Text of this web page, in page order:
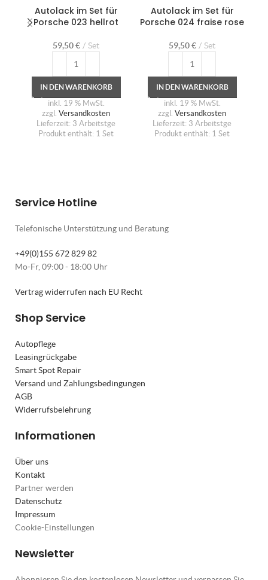
Autolack im Set für
Porsche 023 hellrot
59,50€ Set
IN DEN WARENKORB
inkl. 19 % MwSt.
zzgl. Versandkosten
Lieferzeit: 3 Arbeitstge
Produkt enthält: 1 Set
Autolack im Set für
Porsche 024 fraise rose
59,50€ Set
IN DEN WARENKORB
inkl. 19 % MwSt.
zzgl. Versandkosten
Lieferzeit: 3 Arbeitstge
Produkt enthält: 1 Set
Service Hotline
Telefonische Unterstützung und Beratung
+49(0)155 672 829 82
Mo-Fr, 09:00 - 18:00 Uhr
Vertrag widerrufen nach EU Recht
Shop Service
Autopflege
Leasingrückgabe
Smart Spot Repair
Versand und Zahlungsbedingungen
AGB
Widerrufsbelehrung
Informationen
Über uns
Kontakt
Partner werden
Datenschutz
Impressum
Cookie-Einstellungen
Newsletter